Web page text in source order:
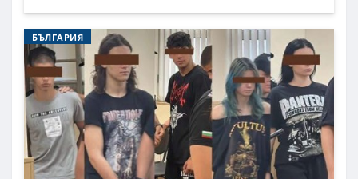
БЪЛГАРИЯ